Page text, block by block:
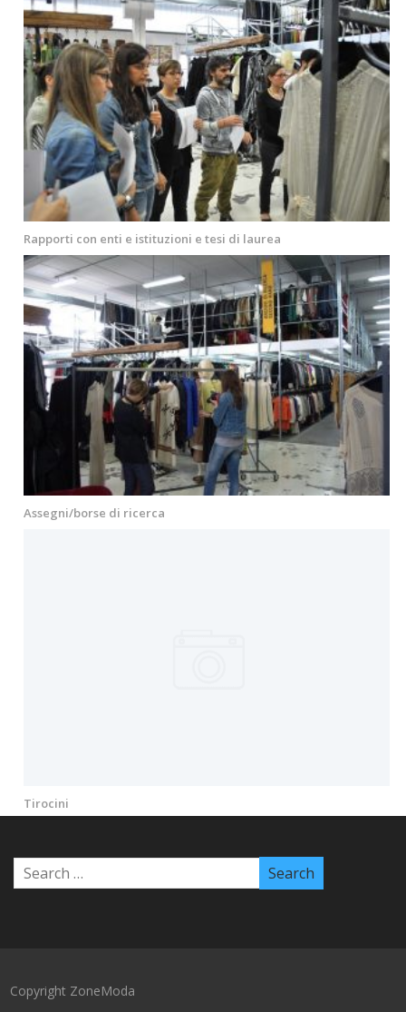
Rapporti con enti e istituzioni e tesi di laurea
Assegni/borse di ricerca
Tirocini
Copyright ZoneModa